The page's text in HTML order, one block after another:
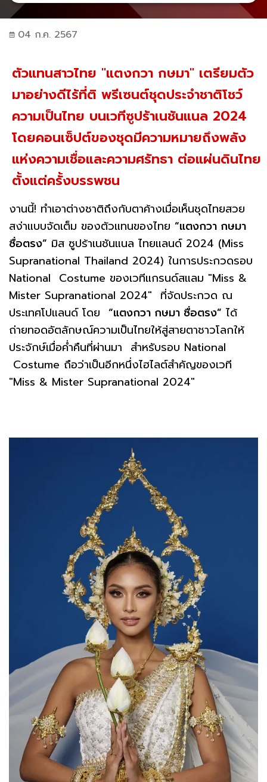
04 ก.ค. 2567
ตัวแทนสาวไทย "แตงกวา กษมา" เตรียมตัว
มาอย่างดีไร้ที่ติ พรีเซนต์ชุดประจำชาติโชว์
ความเป็นไทย บนเวทีซูปร้าเนชันแนล 2024
โดยคอนเซ็ปต์ของชุดมีความหมายถึงพลัง
แห่งความเชื่อและความศรัทธา ต่อแผ่นดินไทย
ตั้งแต่ครั้งบรรพชน
งานนี้! ทำเอาต่างชาติถึงกับตาค้างเมื่อเห็นชุดไทยสวย
สง่าแบบจัดเต็ม ของตัวแทนของไทย “แตงกวา กษมา
ซื่อตรง” มิส ซูปร้าเนชันแนล ไทยแลนด์ 2024 (Miss
Supranational Thailand 2024) ในการประกวดรอบ
National Costume ของเวทีแกรนด์สแลม "Miss &
Mister Supranational 2024" ที่จัดประกวด ณ
ประเทศโปแลนด์ โดย “แตงกวา กษมา ซื่อตรง” ได้
ถ่ายทอดอัตลักษณ์ความเป็นไทยให้สู่สายตาชาวโลกให้
ประจักษ์เมื่อค่ำคืนที่ผ่านมา สำหรับรอบ National
Costume ถือว่าเป็นอีกหนึ่งไฮไลต์สำคัญของเวที
"Miss & Mister Supranational 2024"